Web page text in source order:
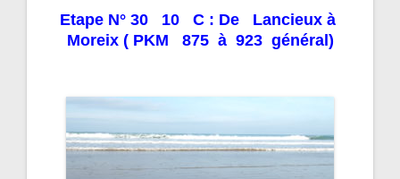
Etape N° 30 10 C : De Lancieux à
Moreix ( PKM 875 à 923 général)